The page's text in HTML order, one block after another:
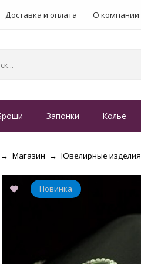
Доставка и оплата О компании
Запонки Колье
Магазин Ювелирные изделия